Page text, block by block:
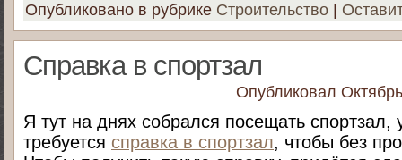
Опубликовано в рубрике Строительство
Справка в спортзал
Опубликовал
Я тут на днях собрался посещать спортзал,
требуется справка в спортзал, чтобы без